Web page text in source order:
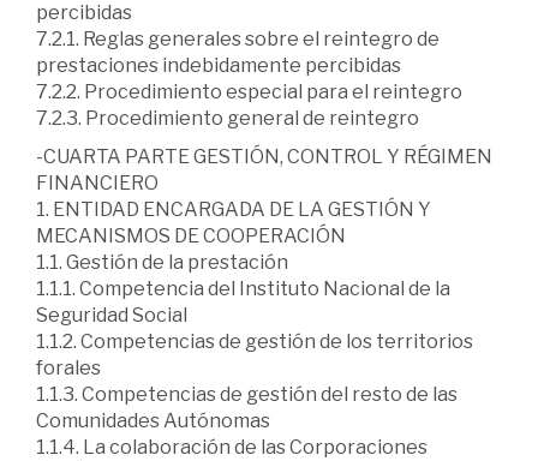
percibidas
7.2.1. Reglas generales sobre el reintegro de
prestaciones indebidamente percibidas
7.2.2. Procedimiento especial para el reintegro
7.2.3. Procedimiento general de reintegro
-CUARTA PARTE GESTIÓN, CONTROL Y RÉGIMEN
FINANCIERO
1. ENTIDAD ENCARGADA DE LA GESTIÓN Y
MECANISMOS DE COOPERACIÓN
1.1. Gestión de la prestación
1.1.1. Competencia del Instituto Nacional de la
Seguridad Social
1.1.2. Competencias de gestión de los territorios
forales
1.1.3. Competencias de gestión del resto de las
Comunidades Autónomas
1.1.4. La colaboración de las Corporaciones